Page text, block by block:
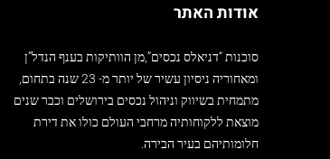
אודות האתר
סוכנות “דניאלס נכסים”,מן הוותיקות בענף הנדל”ן
ומאחוריה ניסיון עשיר של יותר מ- 23 שנה בתחום,
מתמחית בשיווק וניהול נכסים בירושלים וכבר שנים
מוצאת ללקוחותיה מרחבי העולם כולו את דירת
חלומותיהם בעיר הבירה.